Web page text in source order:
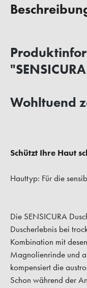
Wohltuend
Schützt Ihre Haut
Hauttyp: Für die
Die SENSICURA
Duscherlebnis bei
Kombination mit
Magnolienrinde und
kompensiert die
Schon während der